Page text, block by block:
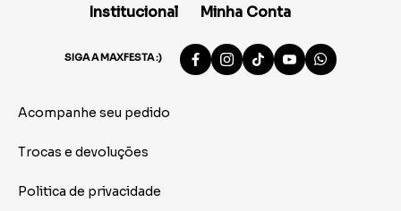
Institucional Minha Conta
SIGA A MAXFESTA :)
Acompanhe seu pedido
Trocas e devoluções
Politica de privacidade